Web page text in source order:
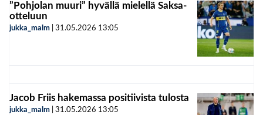
”Pohjolan muuri” hyvällä mielellä Saksa-
otteluun
jukka_malm 31.05.2026 13:05
Jacob Friis hakemassa positiivista tulosta
jukka_malm 31.05.2026 13:05